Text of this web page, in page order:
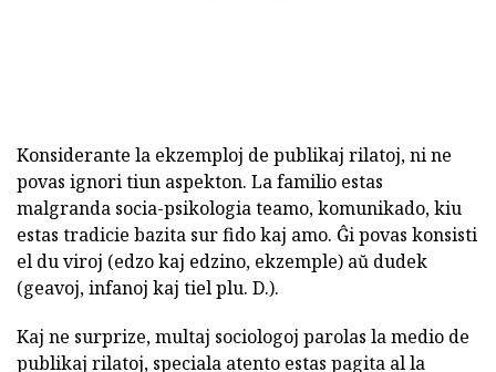
Konsiderante la ekzemploj de publikaj rilatoj, ni ne
povas ignori tiun aspekton. La familio estas
malgranda socia-psikologia teamo, komunikado, kiu
estas tradicie bazita sur fido kaj amo. Ĝi povas konsisti
el du viroj (edzo kaj edzino, ekzemple) aŭ dudek
(geavoj, infanoj kaj tiel plu. D.).
Kaj ne surprize, multaj sociologoj parolas la medio de
publikaj rilatoj, speciala atento estas pagita al la